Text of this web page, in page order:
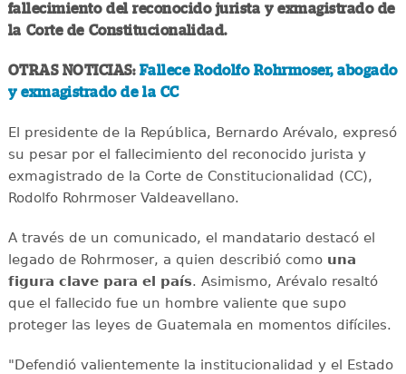
fallecimiento del reconocido jurista y exmagistrado de
la Corte de Constitucionalidad.
OTRAS NOTICIAS: Fallece Rodolfo Rohrmoser, abogado
y exmagistrado de la CC
El presidente de la República, Bernardo Arévalo, expresó
su pesar por el fallecimiento del reconocido jurista y
exmagistrado de la Corte de Constitucionalidad (CC),
Rodolfo Rohrmoser Valdeavellano.
A través de un comunicado, el mandatario destacó el
legado de Rohrmoser, a quien describió comouna
figura clave para el país. Asimismo, Arévalo resaltó
que el fallecido fue un hombre valiente que supo
proteger las leyes de Guatemala en momentos difíciles.
"Defendió valientemente la institucionalidad y el Estado